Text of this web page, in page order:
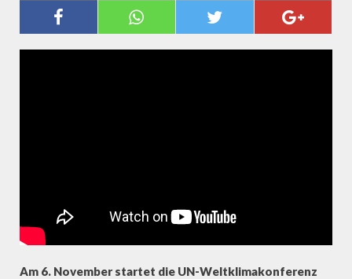
WELTKLIMAKONFERENZ IN
BONN: DAS SIND DIE
HERAUSFORDERUNGEN
Am 6. November startet die UN-Weltklimakonferenz